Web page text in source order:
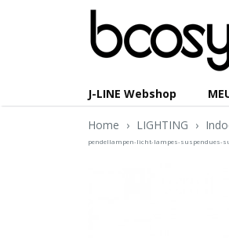
J-LINE Webshop
Home › LIGHTING ›
pendellampen-licht-lampes-suspendues-